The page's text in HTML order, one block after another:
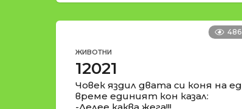
486
ЖИВОТНИ
12021
Човек яздил двата си коня на
време единият кон казал: